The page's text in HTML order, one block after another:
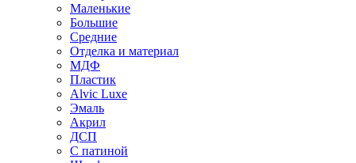
Маленькие
Большие
Средние
Отделка и материал
МДФ
Пластик
Alvic Luxe
Эмаль
Акрил
ДСП
С патиной